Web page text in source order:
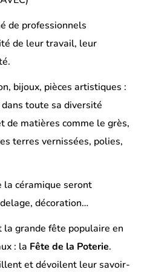
de professionnels
de leur travail, leur
bijoux, pièces artistiques :
toute sa diversité
de matières comme le grès,
terres vernissées, polies,
la céramique seront
décoration…
la grande fête populaire en
: la Fête de la Poterie.
et dévoilent leur savoir-